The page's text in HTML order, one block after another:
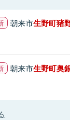
朝来市生野町猪
朝来市生野町奥